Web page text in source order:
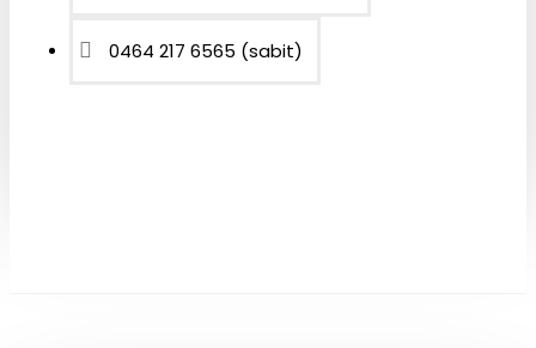
0464 217 6565 (sabit)